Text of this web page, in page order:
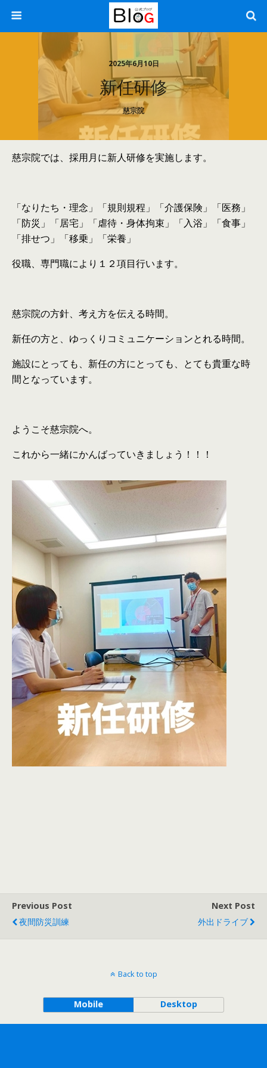
2025年6月10日
新任研修
慈宗院
慈宗院では、採用月に新人研修を実施します。
「なりたち・理念」「規則規程」「介護保険」「医務」
「防災」「居宅」「虐待・身体拘束」「入浴」「食事」
「排せつ」「移乗」「栄養」
役職、専門職により１２項目行います。
慈宗院の方針、考え方を伝える時間。
新任の方と、ゆっくりコミュニケーションとれる時間。
施設にとっても、新任の方にとっても、とても貴重な時
間となっています。
ようこそ慈宗院へ。
これから一緒にかんばっていきましょう！！！
Previous Post
夜間防災訓練
Next Post
外出ドライブ
Back to top
Mobile Desktop